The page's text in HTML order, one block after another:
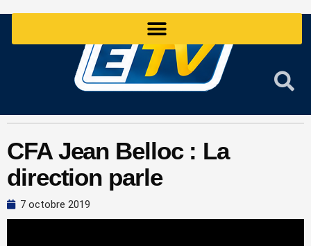
CFA Jean Belloc : La
direction parle
7 octobre 2019